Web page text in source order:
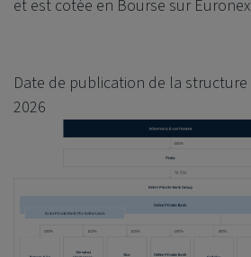
et est cotée en Bourse sur
Date de publication de la structure
2026